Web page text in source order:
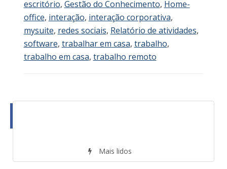
escritório, Gestão do Conhecimento, Home-
office, interação, interação corporativa,
mysuite, redes sociais, Relatório de atividades,
software, trabalhar em casa, trabalho,
trabalho em casa, trabalho remoto
Mais lidos